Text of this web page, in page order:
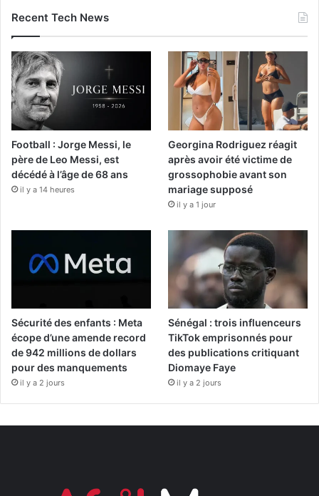
Recent Tech News
Football : Jorge Messi, le
père de Leo Messi, est
décédé à l’âge de 68 ans
il y a 14 heures
Georgina Rodriguez réagit
après avoir été victime de
grossophobie avant son
mariage supposé
il y a 1 jour
Sécurité des enfants : Meta
écope d’une amende record
de 942 millions de dollars
pour des manquements
il y a 2 jours
Sénégal : trois influenceurs
TikTok emprisonnés pour
des publications critiquant
Diomaye Faye
il y a 2 jours